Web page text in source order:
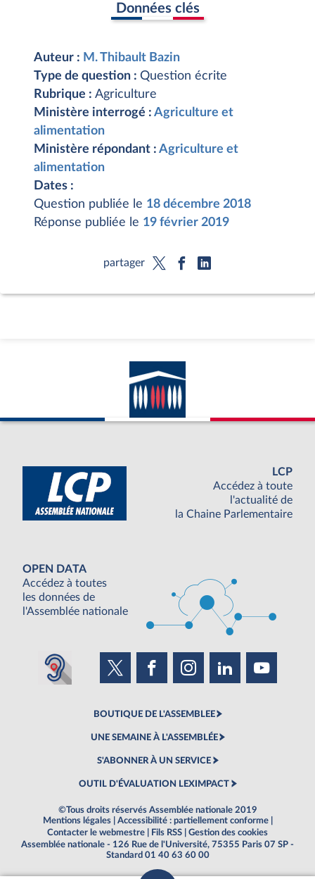
Données clés
Auteur : M. Thibault Bazin
Type de question : Question écrite
Rubrique : Agriculture
Ministère interrogé : Agriculture et
alimentation
Ministère répondant : Agriculture et
alimentation
Dates :
Question publiée le 18 décembre 2018
Réponse publiée le 19 février 2019
partager
LCP
Accédez à toute
l'actualité de
la Chaine Parlementaire
OPEN DATA
Accédez à toutes
les données de
l'Assemblée nationale
BOUTIQUE DE L'ASSEMBLEE
UNE SEMAINE À L'ASSEMBLÉE
S'ABONNER À UN SERVICE
OUTIL D'ÉVALUATION LEXIMPACT
©Tous droits réservés Assemblée nationale 2019
Mentions légales
Accessibilité : partiellement conforme
Contacter le webmestre
Fils RSS
Gestion des cookies
Assemblée nationale - 126 Rue de l'Université, 75355 Paris 07 SP -
Standard 01 40 63 60 00